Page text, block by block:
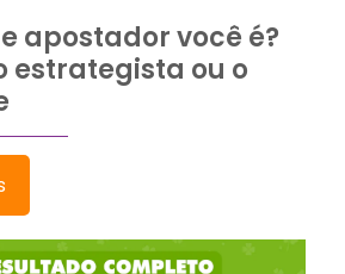
apostador você é?
estrategista ou o